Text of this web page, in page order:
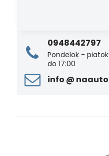
0948442797
Pondelok -
do 17:00
info ​@